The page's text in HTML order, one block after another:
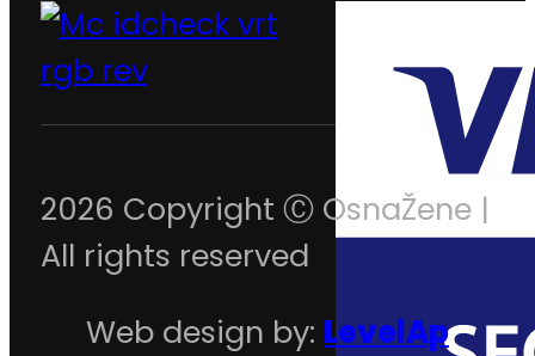
2026 Copyright Ⓒ OsnaŽene |
All rights reserved
Web design by: LevelAp